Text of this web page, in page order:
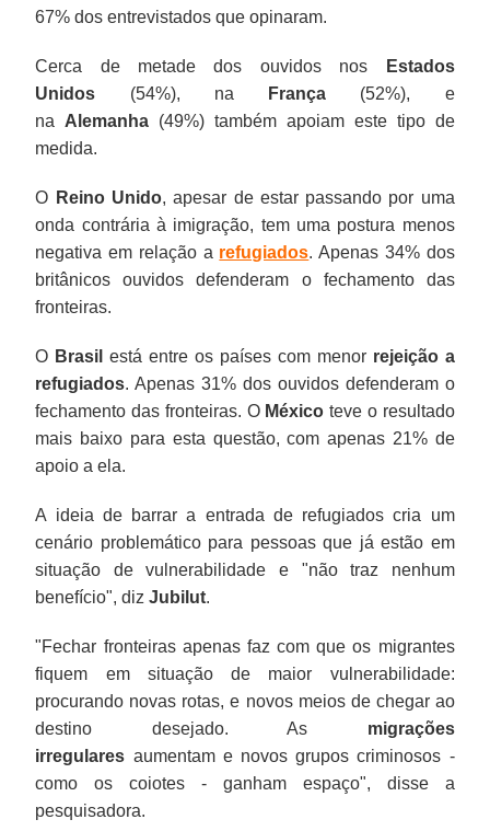
67% dos entrevistados que opinaram.
Cerca de metade dos ouvidos nos
Estados
Unidos (54%), na França (52%), e
na Alemanha (49%) também apoiam este tipo de
medida.
O Reino Unido, apesar de estar passando por uma
onda contrária à imigração, tem uma postura menos
negativa em relação a refugiados. Apenas 34% dos
britânicos ouvidos defenderam o fechamento das
fronteiras.
O Brasil está entre os países com menor rejeição a
refugiados. Apenas 31% dos ouvidos defenderam o
fechamento das fronteiras. O México teve o resultado
mais baixo para esta questão, com apenas 21% de
apoio a ela.
A ideia de barrar a entrada de refugiados cria um
cenário problemático para pessoas que já estão em
situação de vulnerabilidade e "não traz nenhum
benefício", dizJubilut.
"Fechar fronteiras apenas faz com que os migrantes
fiquem em situação de maior vulnerabilidade:
procurando novas rotas, e novos meios de chegar ao
destino desejado. As migrações
irregulares aumentam e novos grupos criminosos -
como os coiotes - ganham espaço", disse a
pesquisadora.